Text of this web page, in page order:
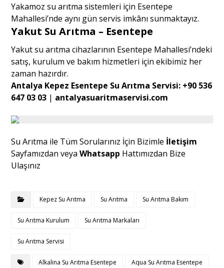
Yakamoz su arıtma sistemleri için Esentepe
Mahallesi’nde aynı gün servis imkânı sunmaktayız.
Yakut Su Arıtma – Esentepe
Yakut su arıtma cihazlarının Esentepe Mahallesi’ndeki
satış, kurulum ve bakım hizmetleri için ekibimiz her
zaman hazırdır.
Antalya Kepez Esentepe Su Arıtma Servisi: +90 536
647 03 03 | antalyasuaritmaservisi.com
Su Arıtma ile Tüm Sorularınız İçin Bizimle İletişim
Sayfamızdan veyaWhatsapp Hattımızdan Bize
Ulaşınız
Kepez Su Arıtma Su Arıtma Su Arıtma Bakım
Su Arıtma Kurulum Su Arıtma Markaları
Su Arıtma Servisi
Alkalina Su Arıtma Esentepe Aqua Su Arıtma Esentepe